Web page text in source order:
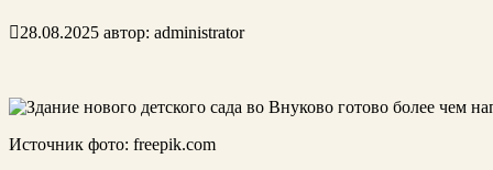
28.08.2025 автор: administrator
Источник фото: freepik.com